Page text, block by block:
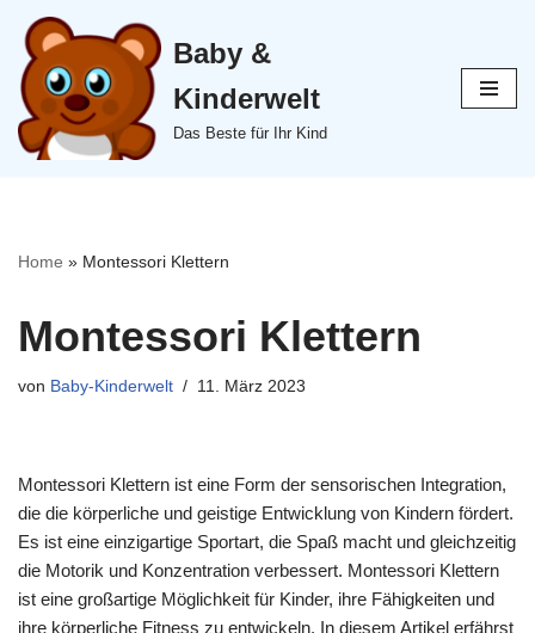
Zum
Inhalt
springen
Baby &
Kinderwelt
Das Beste für Ihr Kind
Home » Montessori Klettern
Montessori Klettern
von Baby-Kinderwelt 11. März 2023
Montessori Klettern ist eine Form der sensorischen Integration,
die die körperliche und geistige Entwicklung von Kindern fördert.
Es ist eine einzigartige Sportart, die Spaß macht und gleichzeitig
die Motorik und Konzentration verbessert. Montessori Klettern
ist eine großartige Möglichkeit für Kinder, ihre Fähigkeiten und
ihre körperliche Fitness zu entwickeln. In diesem Artikel erfährst